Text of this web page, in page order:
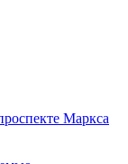
Маркса